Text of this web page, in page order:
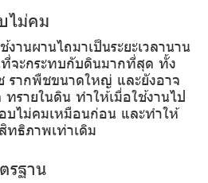
ไม่คม
านผานไถมาเป็นระยะเวลานาน
ที่จะกระทบกับดินมากที่สุด ทั้ง
รากพืชขนาดใหญ่ และยังอาจ
รายในดิน ทำให้เมื่อใช้งานไป
บไม่คมเหมือนก่อน และทำให้
ทธิภาพเท่าเดิม
รฐาน